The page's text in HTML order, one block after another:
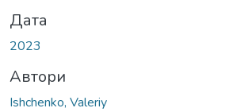
Дата
2023
Автори
Ishchenko, Valeriy